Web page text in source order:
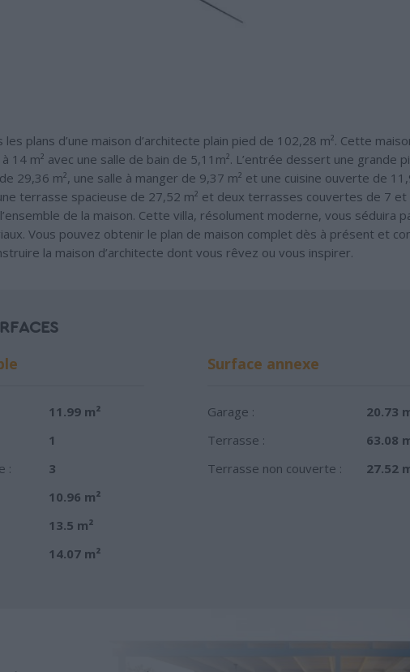
plans d’une maison d’architecte plain pied de 102,28 m². Cette
14 m² avec une salle de bain de 5,11m². L’entrée dessert une grande
29,36 m², une salle à manger de 9,37 m² et une cuisine ouverte de
terrasse spacieuse de 27,52 m² et deux terrasses couvertes de 7 et
de la maison. Cette villa, résolument moderne, vous séduira
Vous pouvez obtenir le plan de maison complet dès à présent et
la maison d’architecte dont vous rêvez ou vous inspirer.
11.99 m²
1
:
3
10.96 m²
13.5 m²
14.07 m²
Surface annexe
Garage :
20.73
Terrasse :
63.08
Terrasse non couverte :
27.52